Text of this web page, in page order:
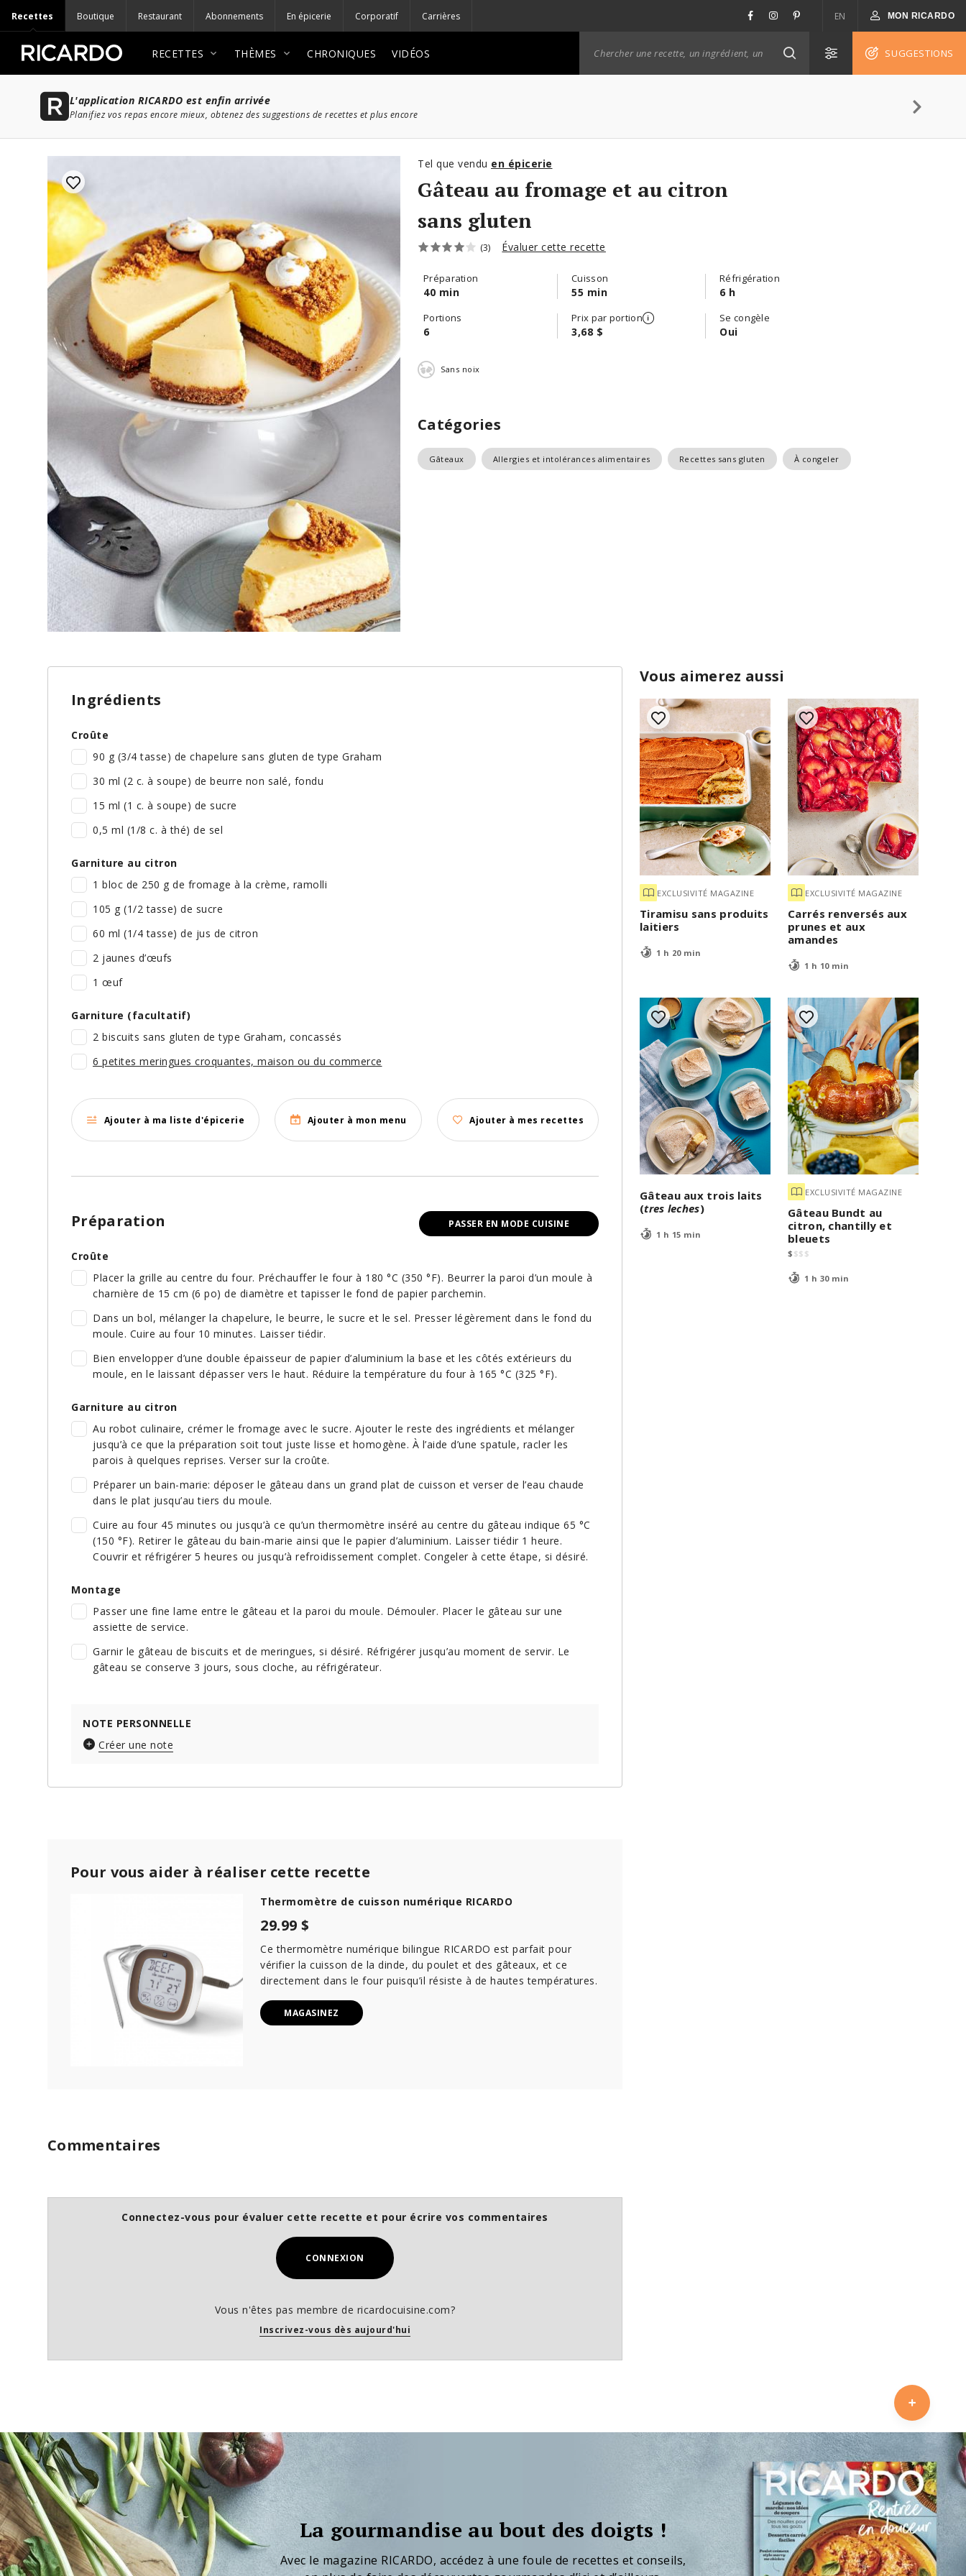
Recettes Boutique Restaurant Abonnements En épicerie Corporatif Carrières EN MON RICARDO
RECETTES THÈMES CHRONIQUES VIDÉOS SUGGESTIONS
L'application RICARDO est enfin arrivée
Planifiez vos repas encore mieux, obtenez des suggestions de recettes et plus encore
Tel que vendu en épicerie
Gâteau au fromage et au citron
sans gluten
(3) Évaluer cette recette
Préparation
40 min
Cuisson
55 min
Réfrigération
6 h
Portions
6
Prix par portion
3,68 $
Se congèle
Oui
Sans noix
Catégories
Gâteaux Allergies et intolérances alimentaires Recettes sans gluten À congeler
Vous aimerez aussi
EXCLUSIVITÉ MAGAZINE
Tiramisu sans produits
laitiers
1 h 20 min
EXCLUSIVITÉ MAGAZINE
Carrés renversés aux
prunes et aux
amandes
1 h 10 min
Gâteau aux trois laits
(tres leches)
1 h 15 min
EXCLUSIVITÉ MAGAZINE
Gâteau Bundt au
citron, chantilly et
bleuets
$ $$ $
1 h 30 min
Ingrédients
Croûte
90 g (3/4 tasse) de chapelure sans gluten de type Graham
30 ml (2 c. à soupe) de beurre non salé, fondu
15 ml (1 c. à soupe) de sucre
0,5 ml (1/8 c. à thé) de sel
Garniture au citron
1 bloc de 250 g de fromage à la crème, ramolli
105 g (1/2 tasse) de sucre
60 ml (1/4 tasse) de jus de citron
2 jaunes d’œufs
1 œuf
Garniture (facultatif)
2 biscuits sans gluten de type Graham, concassés
6 petites meringues croquantes, maison ou du commerce
Ajouter à ma liste d'épicerie Ajouter à mon menu Ajouter à mes recettes
PASSER EN MODE CUISINE
Préparation
Croûte
Placer la grille au centre du four. Préchauffer le four à 180 °C (350 °F). Beurrer la paroi d’un moule à
charnière de 15 cm (6 po) de diamètre et tapisser le fond de papier parchemin.
Dans un bol, mélanger la chapelure, le beurre, le sucre et le sel. Presser légèrement dans le fond du
moule. Cuire au four 10 minutes. Laisser tiédir.
Bien envelopper d’une double épaisseur de papier d’aluminium la base et les côtés extérieurs du
moule, en le laissant dépasser vers le haut. Réduire la température du four à 165 °C (325 °F).
Garniture au citron
Au robot culinaire, crémer le fromage avec le sucre. Ajouter le reste des ingrédients et mélanger
jusqu’à ce que la préparation soit tout juste lisse et homogène. À l’aide d’une spatule, racler les
parois à quelques reprises. Verser sur la croûte.
Préparer un bain-marie: déposer le gâteau dans un grand plat de cuisson et verser de l’eau chaude
dans le plat jusqu’au tiers du moule.
Cuire au four 45 minutes ou jusqu’à ce qu’un thermomètre inséré au centre du gâteau indique 65 °C
(150 °F). Retirer le gâteau du bain-marie ainsi que le papier d’aluminium. Laisser tiédir 1 heure.
Couvrir et réfrigérer 5 heures ou jusqu’à refroidissement complet. Congeler à cette étape, si désiré.
Montage
Passer une fine lame entre le gâteau et la paroi du moule. Démouler. Placer le gâteau sur une
assiette de service.
Garnir le gâteau de biscuits et de meringues, si désiré. Réfrigérer jusqu’au moment de servir. Le
gâteau se conserve 3 jours, sous cloche, au réfrigérateur.
NOTE PERSONNELLE
Créer une note
Pour vous aider à réaliser cette recette
Thermomètre de cuisson numérique RICARDO
29.99 $
Ce thermomètre numérique bilingue RICARDO est parfait pour
vérifier la cuisson de la dinde, du poulet et des gâteaux, et ce
directement dans le four puisqu’il résiste à de hautes températures.
MAGASINEZ
Commentaires
Connectez-vous pour évaluer cette recette et pour écrire vos commentaires
CONNEXION
Vous n'êtes pas membre de ricardocuisine.com?
Inscrivez-vous dès aujourd'hui
La gourmandise au bout des doigts !
Avec le magazine RICARDO, accédez à une foule de recettes et conseils,